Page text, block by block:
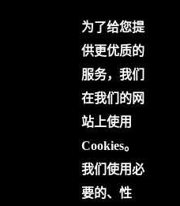
为了给您提
供更优质的
服务，我们
在我们的网
站上使用
Cookies。
我们使用必
要的、性